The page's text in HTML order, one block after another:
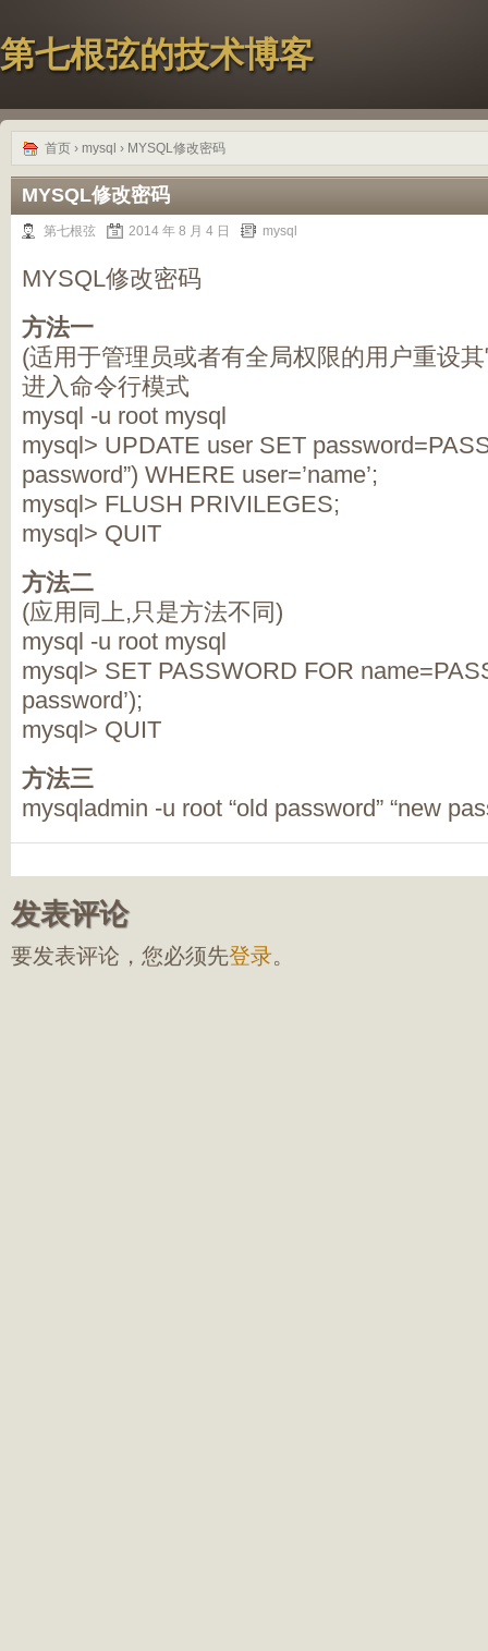
第七根弦的技术博客
首页 › mysql › MYSQL修改密码
MYSQL修改密码
第七根弦 2014 年 8 月 4 日 mysql
MYSQL修改密码
方法一
(适用于管理员或者有全局权限的用户重设
进入命令行模式
mysql -u root mysql
mysql> UPDATE user SET
password”) WHERE user=’name’;
mysql> FLUSH PRIVILEGES;
mysql> QUIT
方法二
(应用同上,只是方法不同)
mysql -u root mysql
mysql> SET PASSWORD FOR
password’);
mysql> QUIT
方法三
mysqladmin -u root “old password” “new
发表评论
要发表评论，您必须先登录。